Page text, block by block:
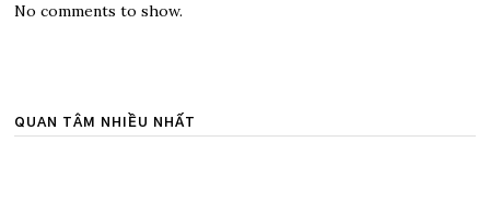
No comments to show.
QUAN TÂM NHIỀU NHẤT